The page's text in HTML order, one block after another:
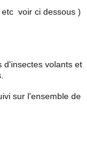
etc voir ci dessous )
d'insectes volants et
sur l'ensemble de